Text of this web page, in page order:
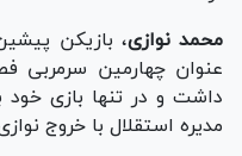
محمد نوازی، بازیکن
عنوان چهارمین سرمربی
داشت و در تنها بازی
مدیره استقلال با خروج